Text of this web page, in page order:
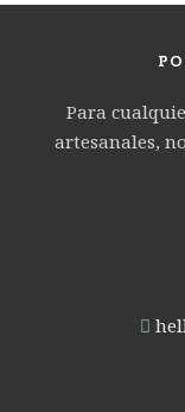
Para
artesanales,